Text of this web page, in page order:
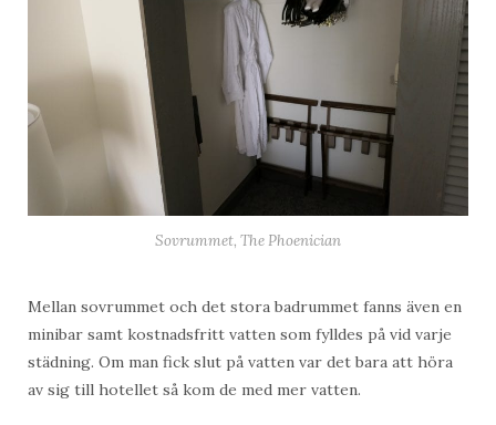
Sovrummet, The Phoenician
Mellan sovrummet och det stora badrummet fanns även en
minibar samt kostnadsfritt vatten som fylldes på vid varje
städning. Om man fick slut på vatten var det bara att höra
av sig till hotellet så kom de med mer vatten.